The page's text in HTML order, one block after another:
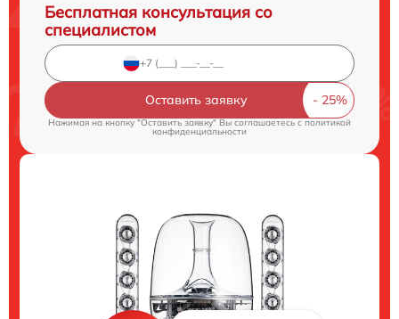
Бесплатная консультация со
специалистом
Оставить заявку
Нажимая на кнопку "Оставить заявку" Вы соглашаетесь cполитикой
конфиденциальности